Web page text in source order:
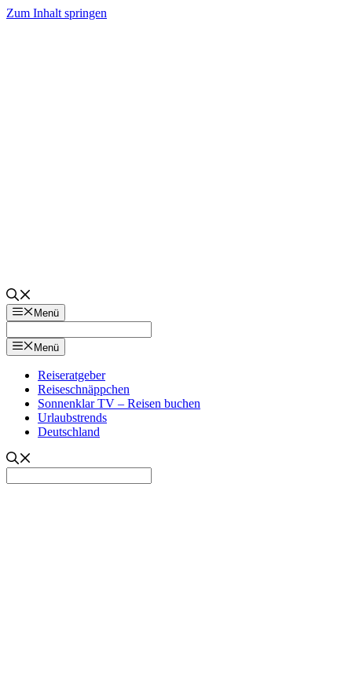
Zum Inhalt springen
Menü
Menü
Reiseratgeber
Reiseschnäppchen
Sonnenklar TV – Reisen buchen
Urlaubstrends
Deutschland